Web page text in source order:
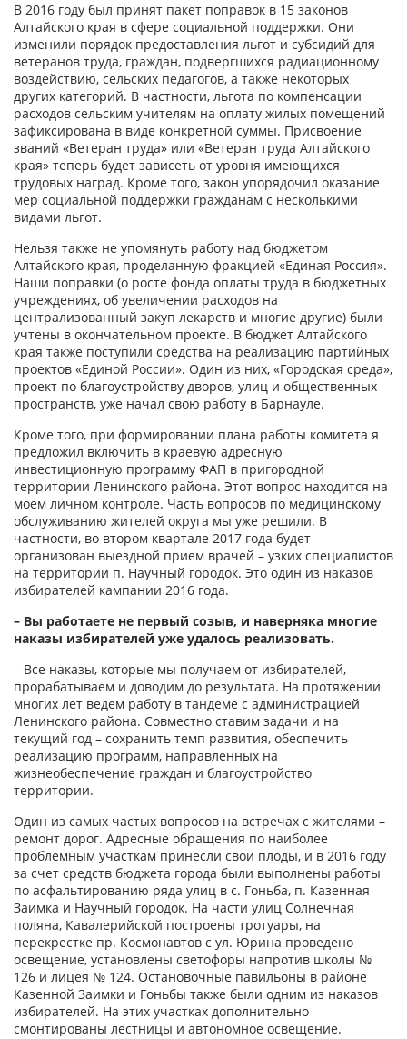
В 2016 году был принят пакет поправок в 15 законов
Алтайского края в сфере социальной поддержки. Они
изменили порядок предоставления льгот и субсидий для
ветеранов труда, граждан, подвергшихся радиационному
воздействию, сельских педагогов, а также некоторых
других категорий. В частности, льгота по компенсации
расходов сельским учителям на оплату жилых помещений
зафиксирована в виде конкретной суммы. Присвоение
званий «Ветеран труда» или «Ветеран труда Алтайского
края» теперь будет зависеть от уровня имеющихся
трудовых наград. Кроме того, закон упорядочил оказание
мер социальной поддержки гражданам с несколькими
видами льгот.
Нельзя также не упомянуть работу над бюджетом
Алтайского края, проделанную фракцией «Единая Россия».
Наши поправки (о росте фонда оплаты труда в бюджетных
учреждениях, об увеличении расходов на
централизованный закуп лекарств и многие другие) были
учтены в окончательном проекте. В бюджет Алтайского
края также поступили средства на реализацию партийных
проектов «Единой России». Один из них, «Городская среда»,
проект по благоустройству дворов, улиц и общественных
пространств, уже начал свою работу в Барнауле.
Кроме того, при формировании плана работы комитета я
предложил включить в краевую адресную
инвестиционную программу ФАП в пригородной
территории Ленинского района. Этот вопрос находится на
моем личном контроле. Часть вопросов по медицинскому
обслуживанию жителей округа мы уже решили. В
частности, во втором квартале 2017 года будет
организован выездной прием врачей – узких специалистов
на территории п. Научный городок. Это один из наказов
избирателей кампании 2016 года.
– Вы работаете не первый созыв, и наверняка многие
наказы избирателей уже удалось реализовать.
– Все наказы, которые мы получаем от избирателей,
прорабатываем и доводим до результата. На протяжении
многих лет ведем работу в тандеме с администрацией
Ленинского района. Совместно ставим задачи и на
текущий год – сохранить темп развития, обеспечить
реализацию программ, направленных на
жизнеобеспечение граждан и благоустройство
территории.
Один из самых частых вопросов на встречах с жителями –
ремонт дорог. Адресные обращения по наиболее
проблемным участкам принесли свои плоды, и в 2016 году
за счет средств бюджета города были выполнены работы
по асфальтированию ряда улиц в с. Гоньба, п. Казенная
Заимка и Научный городок. На части улиц Солнечная
поляна, Кавалерийской построены тротуары, на
перекрестке пр. Космонавтов с ул. Юрина проведено
освещение, установлены светофоры напротив школы №
126 и лицея № 124. Остановочные павильоны в районе
Казенной Заимки и Гоньбы также были одним из наказов
избирателей. На этих участках дополнительно
смонтированы лестницы и автономное освещение.